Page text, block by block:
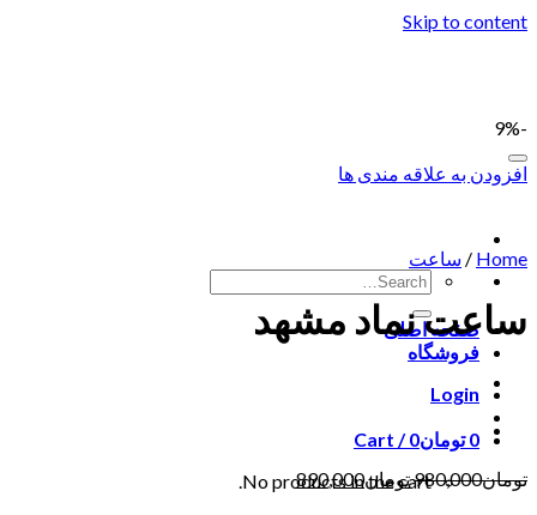
Skip to content
صفحه اصلی
فروشگاه
Login
Cart /
تومان0
0
No products in the cart.
-9%
افزودن به علاقه مندی ها
Home
/ ساعت
ساعت نماد مشهد
تومان980,000تومان890,000